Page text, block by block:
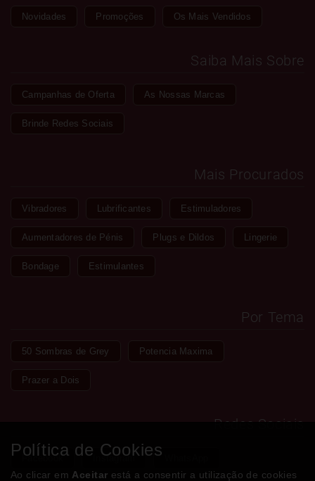
Novidades Promoções Os Mais Vendidos
Saiba Mais Sobre
Campanhas de Oferta As Nossas Marcas
Brinde Redes Sociais
Mais Procurados
Vibradores Lubrificantes Estimuladores
Aumentadores de Pénis Plugs e Dildos Lingerie
Bondage Estimulantes
Por Tema
50 Sombras de Grey Potencia Maxima
Prazer a Dois
Redes Sociais
Facebook Instagram
Política de Cookies
Ao clicar em Aceitar está a consentir a utilização de cookies